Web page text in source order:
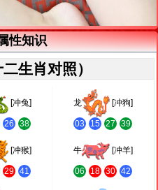
性知识
生肖对照）
[冲兔]
26 38
龙 [冲狗]
03 15 27 39
[冲猴]
29 41
牛 [冲羊]
06 18 30 42